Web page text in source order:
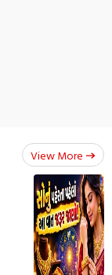
View More